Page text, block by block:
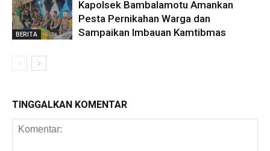
BERITA
Kapolsek Bambalamotu Amankan
Pesta Pernikahan Warga dan
Sampaikan Imbauan Kamtibmas
TINGGALKAN KOMENTAR